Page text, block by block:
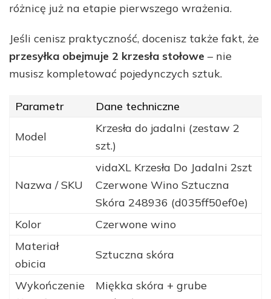
różnicę już na etapie pierwszego wrażenia.
Jeśli cenisz praktyczność, docenisz także fakt, że
przesyłka obejmuje 2 krzesła stołowe – nie
musisz kompletować pojedynczych sztuk.
Parametr Dane techniczne
Model
Krzesła do jadalni (zestaw 2
szt.)
Nazwa / SKU
vidaXL Krzesła Do Jadalni 2szt
Czerwone Wino Sztuczna
Skóra 248936 (d035ff50ef0e)
Kolor
Czerwone wino
Materiał
obicia
Sztuczna skóra
Wykończenie
Miękka skóra + grube